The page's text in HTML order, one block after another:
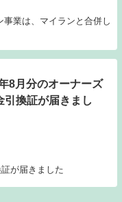
業は、マイランと合併し
8月分のオーナーズ
引換証が届きまし
が届きました